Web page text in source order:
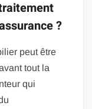
?
peut être
tout la
qui